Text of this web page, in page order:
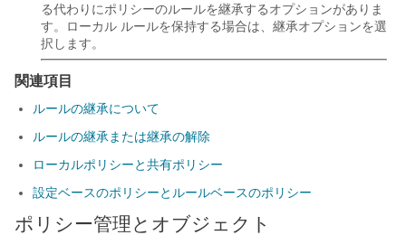
る代わりにポリシーのルールを継承するオプションがありま
す。ローカル ルールを保持する場合は、継承オプションを選
択します。
関連項目
ルールの継承について
ルールの継承または継承の解除
ローカルポリシーと共有ポリシー
設定ベースのポリシーとルールベースのポリシー
ポリシー管理とオブジェクト